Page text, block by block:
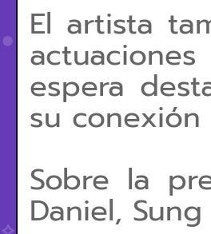
El artista
espera
su
Sobre la
Daniel,